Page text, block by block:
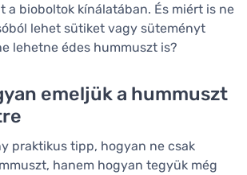
a bioboltok kínálatában. És miért is ne
lehet sütiket vagy süteményt
lehetne édes hummuszt is?
emeljük a hummuszt
praktikus tipp, hogyan ne csak
hanem hogyan tegyük még